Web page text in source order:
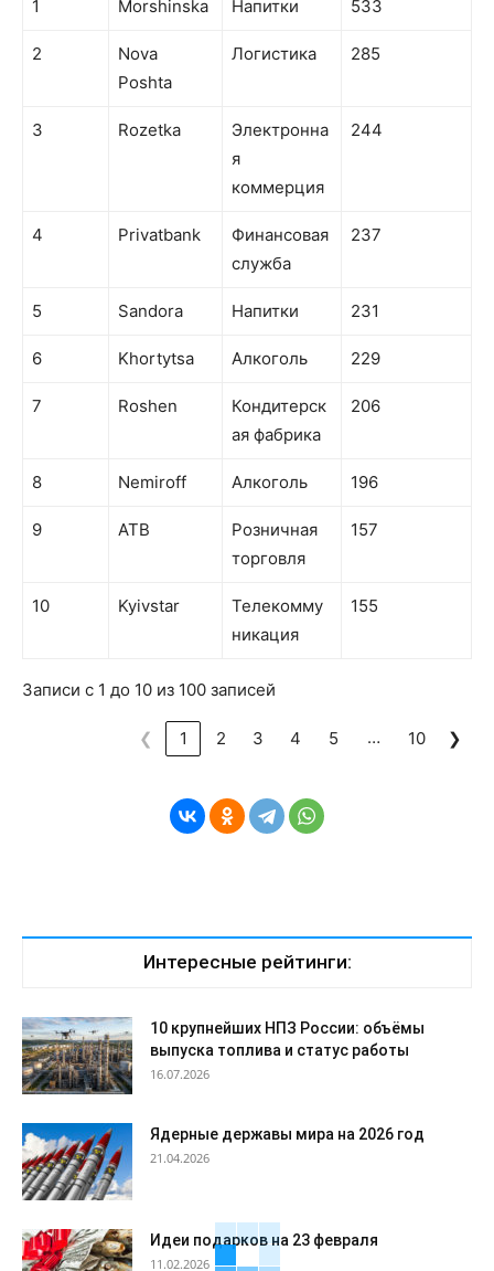
1 Morshinska Напитки 533
2
Nova
Poshta
Логистика 285
3 Rozetka
Электронна
я
коммерция
244
4 Privatbank
Финансовая
служба
237
5 Sandora Напитки 231
6 Khortytsa Алкоголь 229
7 Roshen
Кондитерск
ая фабрика
206
8 Nemiroff Алкоголь 196
9 ATB
Розничная
торговля
157
10 Kyivstar
Телекомму
никация
155
Записи с 1 до 10 из 100 записей
❮ 1 2 3 4 5 … 10 ❯
Интересные рейтинги:
10 крупнейших НПЗ России: объёмы
выпуска топлива и статус работы
16.07.2026
Ядерные державы мира на 2026 год
21.04.2026
Идеи подарков на 23 февраля
11.02.2026